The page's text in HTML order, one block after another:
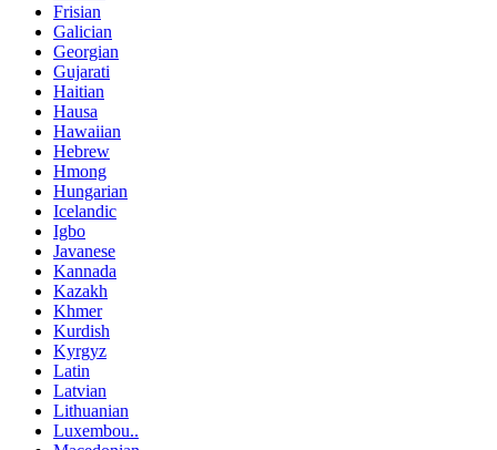
Frisian
Galician
Georgian
Gujarati
Haitian
Hausa
Hawaiian
Hebrew
Hmong
Hungarian
Icelandic
Igbo
Javanese
Kannada
Kazakh
Khmer
Kurdish
Kyrgyz
Latin
Latvian
Lithuanian
Luxembou..